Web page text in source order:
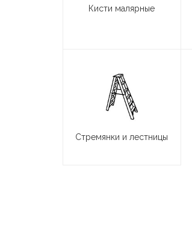
Кисти малярные
Стремянки и лестницы